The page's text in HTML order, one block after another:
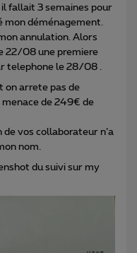
fallait 3 semaines pour
mon déménagement.
annulation. Alors
22/08 une premiere
telephone le 28/08 .
on arrete pas de
menace de 249€ de
de vos collaborateur n’a
nom.
du suivi sur my